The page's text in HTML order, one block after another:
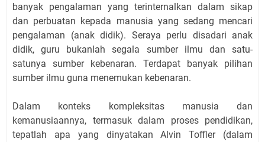
banyak pengalaman yang terinternalkan dalam sikap
dan perbuatan kepada manusia yang sedang mencari
pengalaman (anak didik). Seraya perlu disadari anak
didik, guru bukanlah segala sumber ilmu dan satu-
satunya sumber kebenaran. Terdapat banyak pilihan
sumber ilmu guna menemukan kebenaran.
Dalam konteks kompleksitas manusia dan
kemanusiaannya, termasuk dalam proses pendidikan,
tepatlah apa yang dinyatakan Alvin Toffler (dalam